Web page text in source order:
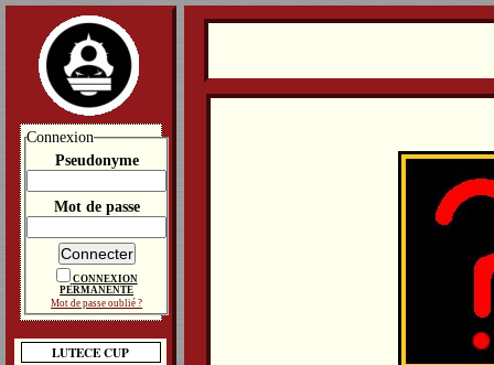
Connexion
Pseudonyme
Mot de passe
CONNEXION
PERMANENTE
Mot de passe oublié ?
LUTECE CUP